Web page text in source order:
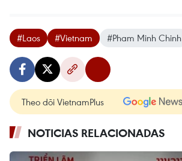
#Laos #Vietnam #Pham Minh Chinh
Theo dõi VietnamPlus
NOTICIAS RELACIONADAS